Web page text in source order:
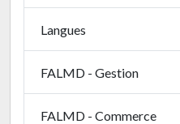
Langues
FALMD - Gestion
FALMD - Commerce